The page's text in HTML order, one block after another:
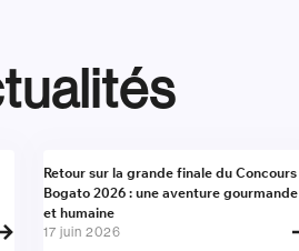
Actualité
Retour sur la grande finale du Concours
Bogato 2026 : une aventure gourmande
et humaine
17 juin 2026